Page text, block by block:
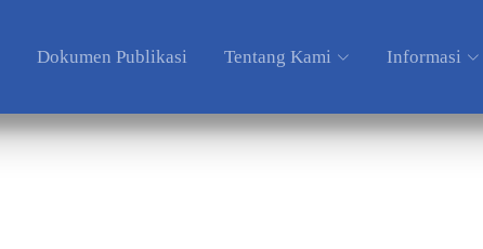
Dokumen Publikasi Tentang Kami Informasi